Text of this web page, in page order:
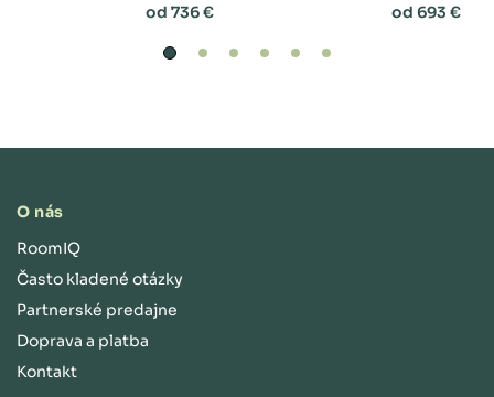
od 736 € od 693 €
O nás
RoomIQ
Často kladené otázky
Partnerské predajne
Doprava a platba
Kontakt